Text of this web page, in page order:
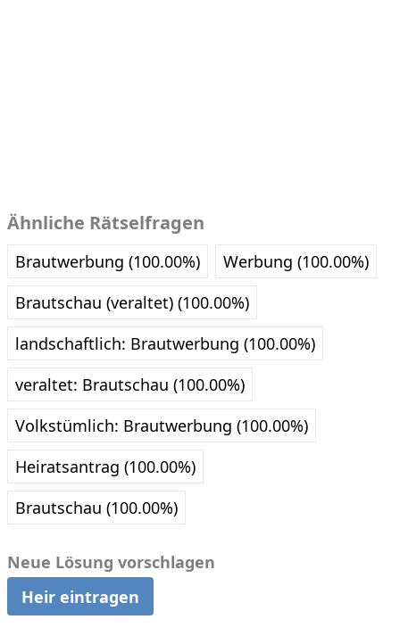
Ähnliche Rätselfragen
Brautwerbung (100.00%)
Werbung (100.00%)
Brautschau (veraltet) (100.00%)
landschaftlich: Brautwerbung (100.00%)
veraltet: Brautschau (100.00%)
Volkstümlich: Brautwerbung (100.00%)
Heiratsantrag (100.00%)
Brautschau (100.00%)
Neue Lösung vorschlagen
Heir eintragen